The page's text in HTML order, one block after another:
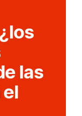
las